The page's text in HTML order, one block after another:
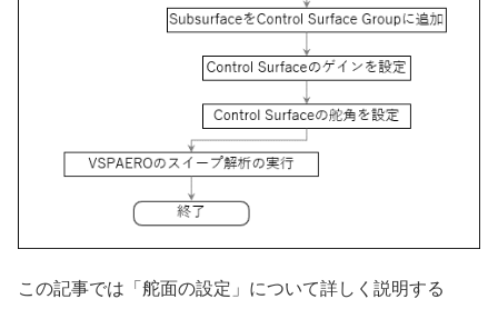
この記事では「舵面の設定」について詳しく説明する